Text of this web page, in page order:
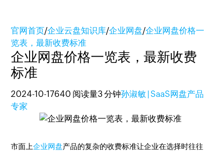
官网首页/企业云盘知识库/企业网盘/企业网盘价格一
览表，最新收费标准
企业网盘价格一览表，最新收费
标准
2024-10-17640 阅读量3 分钟孙淑敏 | SaaS网盘产品
专家
市面上企业网盘产品的复杂的收费标准让企业在选择时往往